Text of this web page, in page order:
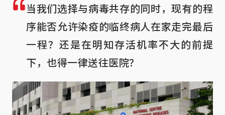
当我们选择与病毒共存的同时，现有的程
序能否允许染疫的临终病人在家走完最后
一程？还是在明知存活机率不大的前提
下，也得一律送往医院？